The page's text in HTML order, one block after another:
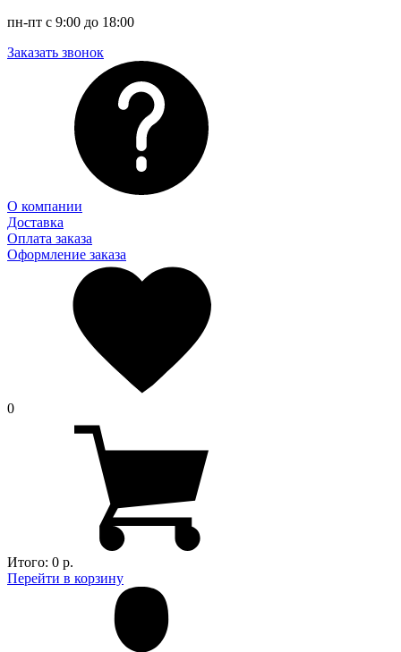
пн-пт с 9:00 до 18:00
Заказать звонок
О компании
Доставка
Оплата заказа
Оформление заказа
0
Итого: 0 р.
Перейти в корзину